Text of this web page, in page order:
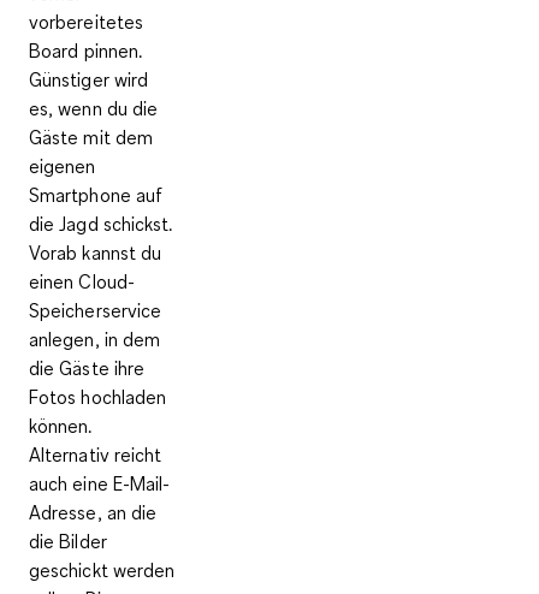
vorbereitetes
Board pinnen.
Günstiger wird
es, wenn du die
Gäste mit dem
eigenen
Smartphone auf
die Jagd schickst.
Vorab kannst du
einen Cloud-
Speicherservice
anlegen, in dem
die Gäste ihre
Fotos hochladen
können.
Alternativ reicht
auch eine E-Mail-
Adresse, an die
die Bilder
geschickt werden